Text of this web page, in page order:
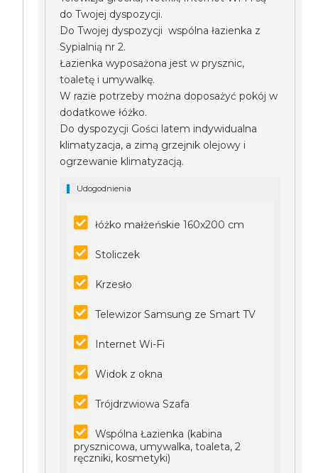
do Twojej dyspozycji.
Do Twojej dyspozycji wspólna łazienka z
Sypialnią nr 2.
Łazienka wyposażona jest w prysznic,
toaletę i umywalkę.
W razie potrzeby można doposażyć pokój w
dodatkowe łóżko.
Do dyspozycji Gości latem indywidualna
klimatyzacja, a zimą grzejnik olejowy i
ogrzewanie klimatyzacją.
Udogodnienia
łóżko małżeńskie 160x200 cm
Stoliczek
Krzesło
Telewizor Samsung ze Smart TV
Internet Wi-Fi
Widok z okna
Trójdrzwiowa Szafa
Wspólna Łazienka (kabina
prysznicowa, umywalka, toaleta, 2
ręczniki, kosmetyki)